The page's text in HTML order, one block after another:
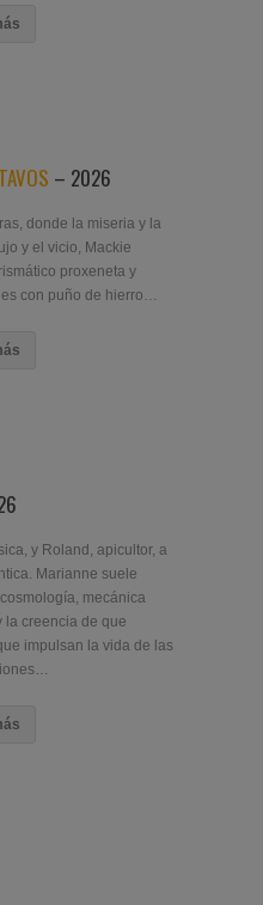
– 2026
donde la miseria y la
y el vicio, Mackie
proxeneta y
con puño de hierro…
y Roland, apicultor, a
Marianne suele
mecánica
la creencia de que
impulsan la vida de las